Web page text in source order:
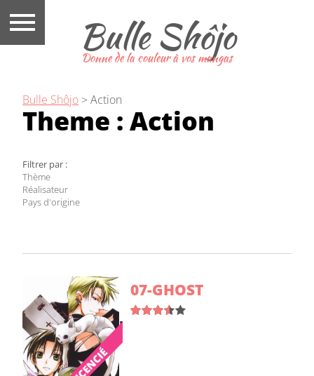
Bulle Shôjo
Donne de la couleur à vos mangas
Bulle Shôjo >Action
Theme : Action
Filtrer par :
Thème
Réalisateur
Pays d'origine
07-GHOST